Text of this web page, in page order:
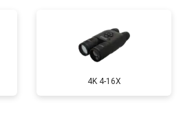
Заказать
от 1500 ₽
от 1300 ₽ Заказать
4K 4-16X